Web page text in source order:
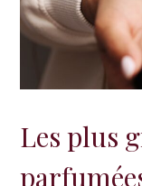
Les plus